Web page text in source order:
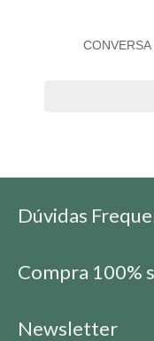
CONVERSA
Dúvidas
Compra 100%
Newsletter